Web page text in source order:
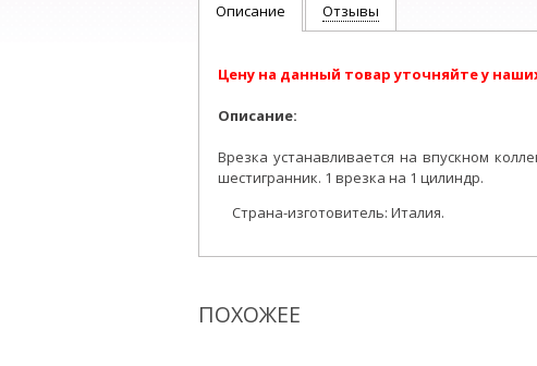
Описание Отзывы
Цену на данный товар уточняйте у
Описание:
Врезка устанавливается на впускном
шестигранник. 1 врезка на 1 цилиндр.
Страна-изготовитель: Италия.
ПОХОЖЕЕ